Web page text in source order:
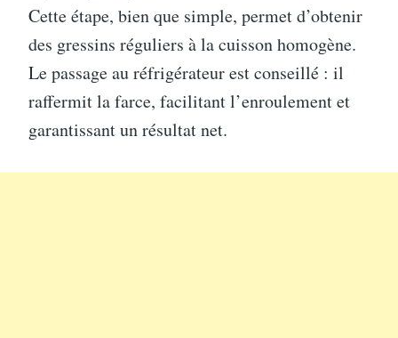
Cette étape, bien que simple, permet d’obtenir
des gressins réguliers à la cuisson homogène.
Le passage au réfrigérateur est conseillé : il
raffermit la farce, facilitant l’enroulement et
garantissant un résultat net.